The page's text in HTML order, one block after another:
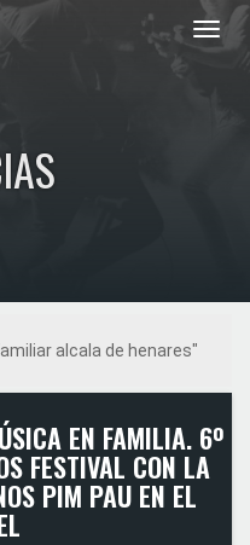
alcala de henares"
EN FAMILIA. 6º
FESTIVAL CON LA
PIM PAU EN EL